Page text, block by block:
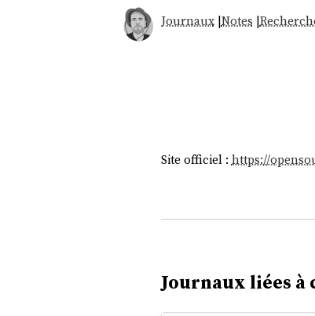
Journaux|Notes |
Site officiel : https://
Journaux liées à